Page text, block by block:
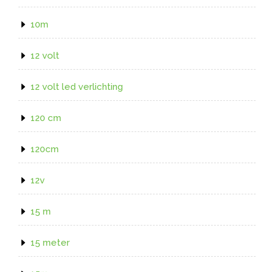
10m
12 volt
12 volt led verlichting
120 cm
120cm
12v
15 m
15 meter